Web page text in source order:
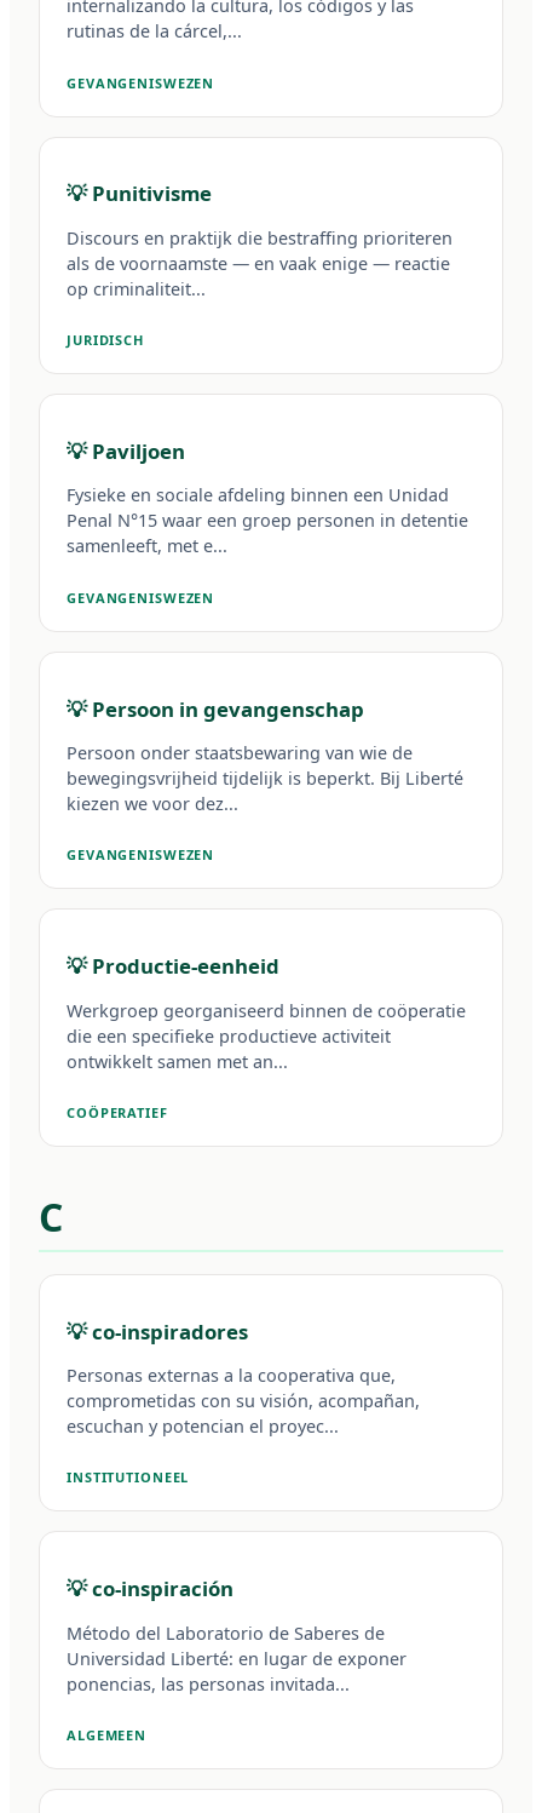
internalizando la cultura, los códigos y las
rutinas de la cárcel,...
GEVANGENISWEZEN
💡 Punitivisme
Discours en praktijk die bestraffing prioriteren
als de voornaamste — en vaak enige — reactie
op criminaliteit...
JURIDISCH
💡 Paviljoen
Fysieke en sociale afdeling binnen een Unidad
Penal N°15 waar een groep personen in detentie
samenleeft, met e...
GEVANGENISWEZEN
💡 Persoon in gevangenschap
Persoon onder staatsbewaring van wie de
bewegingsvrijheid tijdelijk is beperkt. Bij Liberté
kiezen we voor dez...
GEVANGENISWEZEN
💡 Productie-eenheid
Werkgroep georganiseerd binnen de coöperatie
die een specifieke productieve activiteit
ontwikkelt samen met an...
COÖPERATIEF
C
💡 co-inspiradores
Personas externas a la cooperativa que,
comprometidas con su visión, acompañan,
escuchan y potencian el proyec...
INSTITUTIONEEL
💡 co-inspiración
Método del Laboratorio de Saberes de
Universidad Liberté: en lugar de exponer
ponencias, las personas invitada...
ALGEMEEN